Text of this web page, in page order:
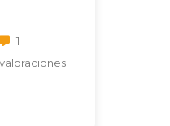
1
valoraciones